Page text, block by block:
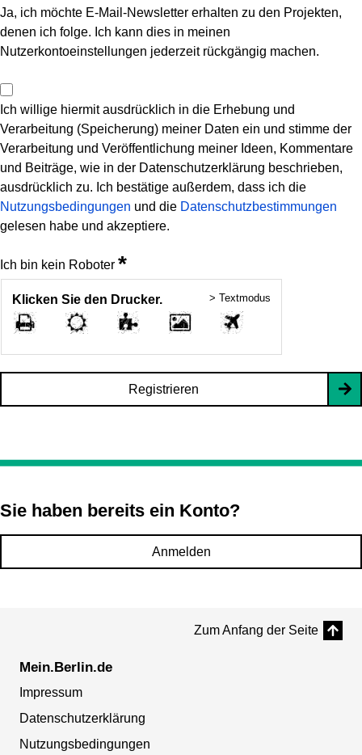
Ja, ich möchte E-Mail-Newsletter erhalten zu den Projekten,
denen ich folge. Ich kann dies in meinen
Nutzerkontoeinstellungen jederzeit rückgängig machen.
Ich willige hiermit ausdrücklich in die Erhebung und
Verarbeitung (Speicherung) meiner Daten ein und stimme der
Verarbeitung und Veröffentlichung meiner Ideen, Kommentare
und Beiträge, wie in der Datenschutzerklärung beschrieben,
ausdrücklich zu. Ich bestätige außerdem, dass ich die
Nutzungsbedingungen und die Datenschutzbestimmungen
gelesen habe und akzeptiere.
Ich bin kein Roboter *
Klicken Sie den Drucker. > Textmodus
Registrieren
Sie haben bereits ein Konto?
Anmelden
Zum Anfang der Seite
Mein.Berlin.de
Impressum
Datenschutzerklärung
Nutzungsbedingungen